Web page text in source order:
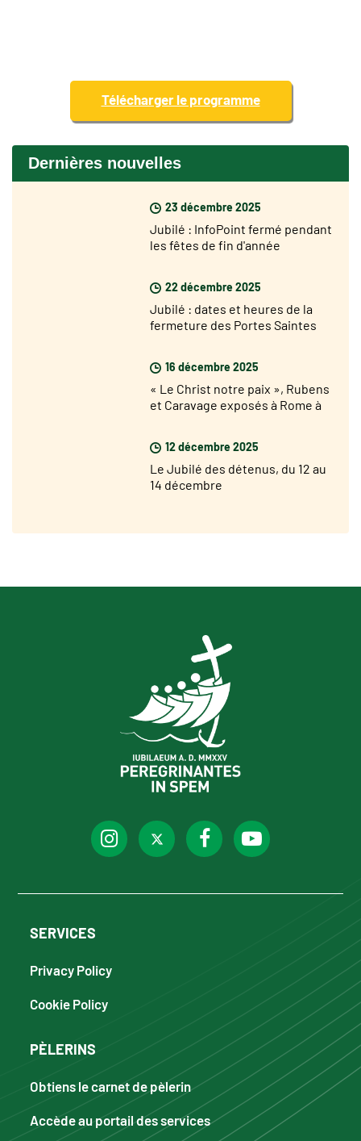
Télécharger le programme
Dernières nouvelles
23 décembre 2025
Jubilé : InfoPoint fermé pendant
les fêtes de fin d'année
22 décembre 2025
Jubilé : dates et heures de la
fermeture des Portes Saintes
16 décembre 2025
« Le Christ notre paix », Rubens
et Caravage exposés à Rome à
12 décembre 2025
Le Jubilé des détenus, du 12 au
14 décembre
SERVICES
Privacy Policy
Cookie Policy
PÈLERINS
Obtiens le carnet de pèlerin
Accède au portail des services